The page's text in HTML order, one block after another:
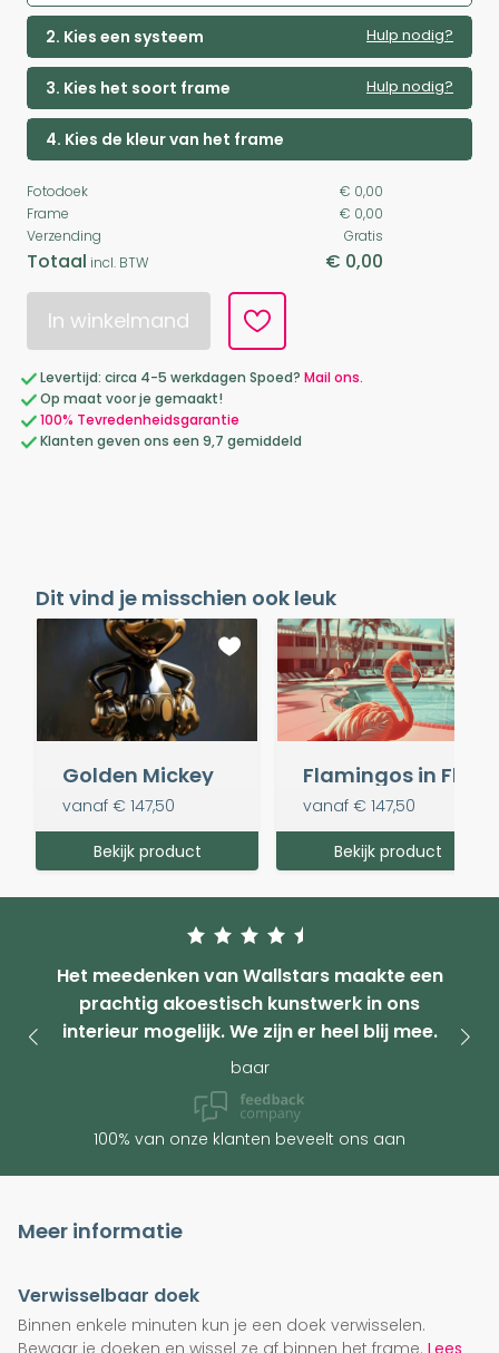
2. Kies een systeem Hulp nodig?
3. Kies het soort frame Hulp nodig?
4. Kies de kleur van het frame
Fotodoek
€ 0,00
Frame
€ 0,00
Verzending
Gratis
Totaal incl. BTW € 0,00
In winkelmand
Levertijd: circa 4-5 werkdagen Spoed? Mail ons.
Op maat voor je gemaakt!
100% Tevredenheidsgarantie
Klanten geven ons een 9,7 gemiddeld
Dit vind je misschien ook leuk
Golden Mickey
vanaf € 147,50
Bekijk product
vanaf € 147,50
Bekijk product
Het meedenken van Wallstars maakte een
prachtig akoestisch kunstwerk in ons
interieur mogelijk. We zijn er heel blij mee.
baar
100% van onze klanten beveelt ons aan
Meer informatie
Verwisselbaar doek
Binnen enkele minuten kun je een doek verwisselen.